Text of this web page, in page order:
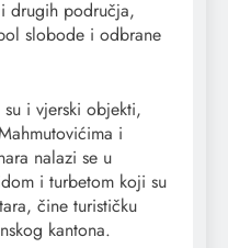
drugih područja,
slobode i odbrane
i vjerski objekti,
i
nalazi se u
i turbetom koji su
čine turističku
kantona.